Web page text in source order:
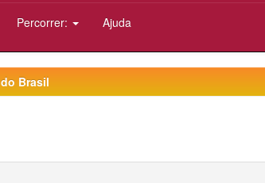
Percorrer: Ajuda
Brasil